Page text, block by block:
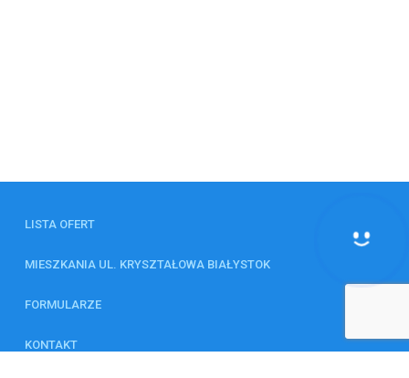
LISTA OFERT
MIESZKANIA UL. KRYSZTAŁOWA BIAŁYSTOK
FORMULARZE
KONTAKT